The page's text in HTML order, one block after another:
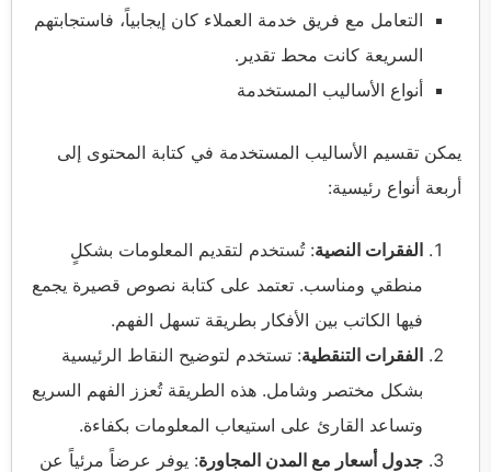
التعامل مع فريق خدمة العملاء كان إيجابياً، فاستجابتهم
السريعة كانت محط تقدير.
أنواع الأساليب المستخدمة
يمكن تقسيم الأساليب المستخدمة في كتابة المحتوى إلى
أربعة أنواع رئيسية:
الفقرات النصية: تُستخدم لتقديم المعلومات بشكلٍ
منطقي ومناسب. تعتمد على كتابة نصوص قصيرة يجمع
فيها الكاتب بين الأفكار بطريقة تسهل الفهم.
الفقرات التنقطية: تستخدم لتوضيح النقاط الرئيسية
بشكل مختصر وشامل. هذه الطريقة تُعزز الفهم السريع
وتساعد القارئ على استيعاب المعلومات بكفاءة.
جدول أسعار مع المدن المجاورة: يوفر عرضاً مرئياً عن